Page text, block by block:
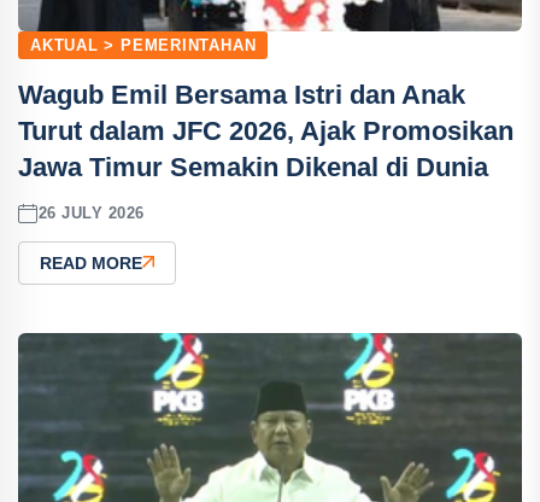
AKTUAL > PEMERINTAHAN
Wagub Emil Bersama Istri dan Anak
Turut dalam JFC 2026, Ajak Promosikan
Jawa Timur Semakin Dikenal di Dunia
26 JULY 2026
READ MORE